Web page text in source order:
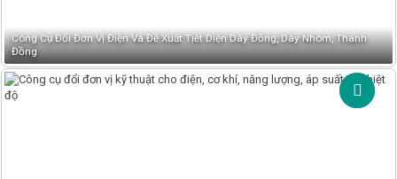
Công Cụ Đổi Đơn Vị Điện Và Đề Xuất Tiết Diện Dây Đồng, Dây Nhôm, Thanh
Đồng